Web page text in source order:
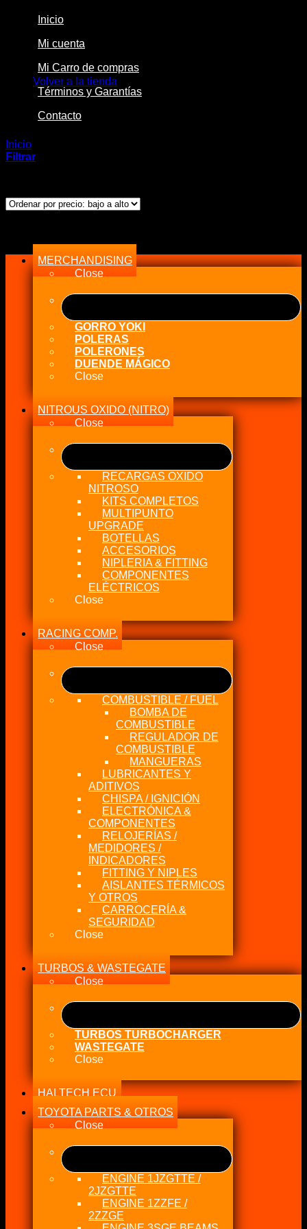
Volver a la tienda
Inicio
Mi cuenta
Mi Carro de compras
Términos y Garantías
Contacto
Inicio
Filtrar
MERCHANDISING
Close
GORRO YOKI
POLERAS
POLERONES
DUENDE MÁGICO
Close
NITROUS OXIDO (NITRO)
Close
RECARGAS OXIDO
NITROSO
KITS COMPLETOS
MULTIPUNTO
UPGRADE
BOTELLAS
ACCESORIOS
NIPLERIA & FITTING
COMPONENTES
ELÉCTRICOS
Close
RACING COMP.
Close
COMBUSTIBLE / FUEL
BOMBA DE
COMBUSTIBLE
REGULADOR DE
COMBUSTIBLE
MANGUERAS
LUBRICANTES Y
ADITIVOS
CHISPA / IGNICIÓN
ELECTRÓNICA &
COMPONENTES
RELOJERÍAS /
MEDIDORES /
INDICADORES
FITTING Y NIPLES
AISLANTES TÉRMICOS
Y OTROS
CARROCERÍA &
SEGURIDAD
Close
TURBOS & WASTEGATE
Close
TURBOS TURBOCHARGER
WASTEGATE
Close
HALTECH ECU
TOYOTA PARTS & OTROS
Close
ENGINE 1JZGTTE /
2JZGTTE
ENGINE 1ZZFE /
2ZZGE